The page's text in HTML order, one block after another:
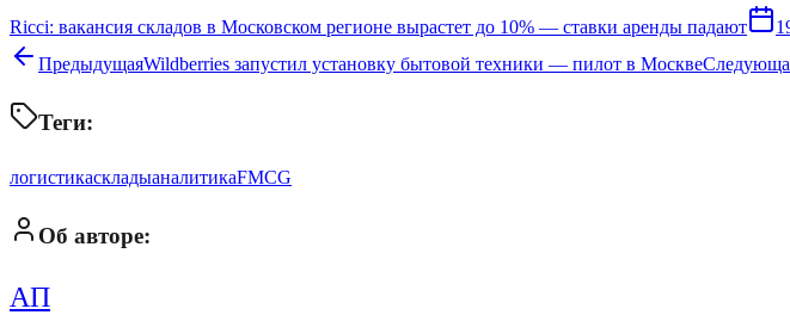
Ricci: вакансия складов в Московском регионе вырастет до 10% — ставки аренды падают
ПредыдущаяWildberries запустил установку бытовой техники — пилот в Москве
Теги:
логистикаскладыаналитикаFMCG
Об авторе:
АП